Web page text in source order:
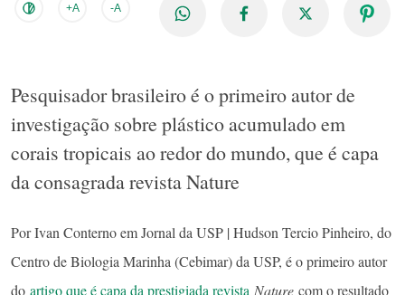
+A -A
Pesquisador brasileiro é o primeiro autor de
investigação sobre plástico acumulado em
corais tropicais ao redor do mundo, que é capa
da consagrada revista Nature
Por Ivan Conterno em Jornal da USP | Hudson Tercio Pinheiro, do
Centro de Biologia Marinha (Cebimar) da USP, é o primeiro autor
do artigo que é capa da prestigiada revista Nature com o resultado